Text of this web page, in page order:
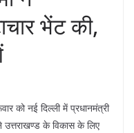
भेंट की,
को नई दिल्ली में प्रधानमंत्री
उत्तराखण्ड के विकास के लिए